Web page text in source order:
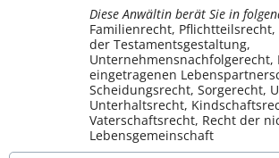
Diese Anwältin berät Sie in
Familienrecht,
der Testamentsgestaltung,
Unternehmensnachfolgerecht,
eingetragenen
Scheidungsrecht, Sorgerecht,
Unterhaltsrecht,
Vaterschaftsrecht, Recht der
Lebensgemeinschaft